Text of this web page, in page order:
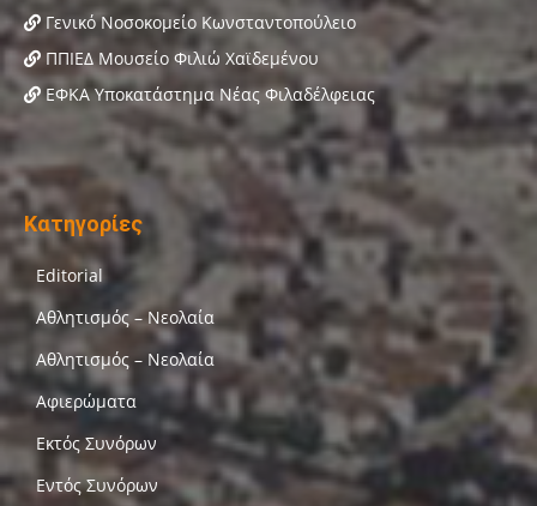
Γενικό Νοσοκομείο Κωνσταντοπούλειο
ΠΠΙΕΔ Μουσείο Φιλιώ Χαϊδεμένου
ΕΦΚΑ Υποκατάστημα Νέας Φιλαδέλφειας
Κατηγορίες
Editorial
Αθλητισμός – Νεολαία
Αθλητισμός – Νεολαία
Αφιερώματα
Εκτός Συνόρων
Εντός Συνόρων